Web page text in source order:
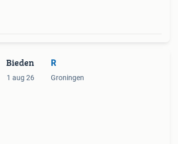
Bieden
1 aug 26
R
Groningen